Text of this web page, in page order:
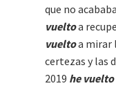
que no
vueltoa
vueltoa mirar
certezas y las
2019 he vuelto